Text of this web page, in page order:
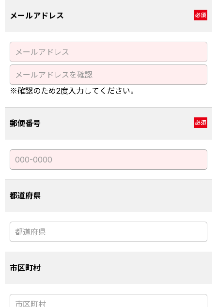
メールアドレス 必須
※確認のため2度入力してください。
郵便番号 必須
都道府県
市区町村